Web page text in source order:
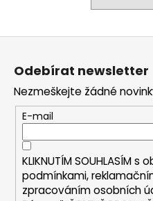
SHIP
18MG
Kč
Původně:
195
Kč
Odebírat newsletter
Nezmeškejte žádné
E-mail
KLIKNUTÍM SOUHLASÍM s
podmínkami,
zpracováním osobních